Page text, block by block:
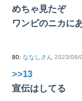
めちゃ見たぞ
ワンピのニカに
80: ななしさん 2023/09/
>>13
宣伝はしてる